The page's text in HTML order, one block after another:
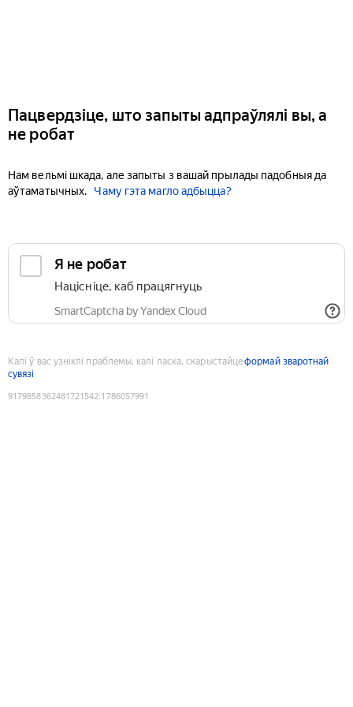
Пацвердзіце, што запыты адпраўлялі вы, а
не робат
Нам вельмі шкада, але запыты з вашай прылады падобныя да
аўтаматычных.
Чаму гэта магло адбыцца?
Я не робат
Націсніце, каб працягнуць
SmartCaptcha by Yandex Cloud
Калі ў вас узніклі праблемы, калі ласка, скарыстайцеформай зваротнай
сувязі
9179858362481721542:1786057991